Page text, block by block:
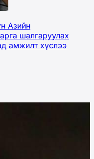
Азийн
шалгаруулах
амжилт хүслээ